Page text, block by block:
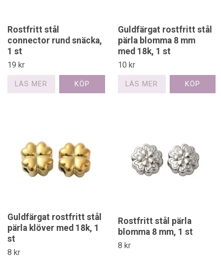
Rostfritt stål
connector rund snäcka,
1 st
19 kr
LÄS MER
Guldfärgat rostfritt stål
pärla blomma 8 mm
med 18k, 1 st
10 kr
LÄS MER
Guldfärgat rostfritt stål
pärla klöver med 18k, 1
st
8 kr
Rostfritt stål pärla
blomma 8 mm, 1 st
8 kr